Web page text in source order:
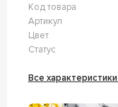
Код товара
Артикул
Цвет
Статус
Все характеристики